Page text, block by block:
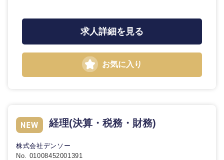
求人詳細を見る
お気に入り
経理(決算・税務・財務)
株式会社デンソー
No. 01008452001391